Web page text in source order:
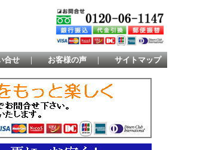
合せ ｜ お客様の声 ｜ サイトマップ